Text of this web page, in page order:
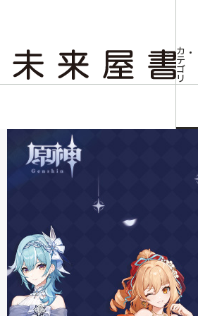
カ
テ
ゴ
リ